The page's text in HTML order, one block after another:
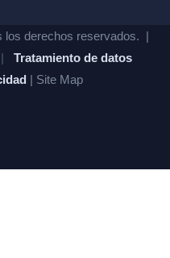
los derechos reservados. |
| Tratamiento de datos
| Site Map